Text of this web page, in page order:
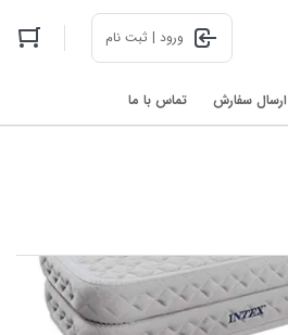
ورود | ثبت نام
سفارش تماس با ما